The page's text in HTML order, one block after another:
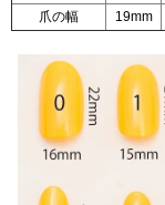
爪の幅 19mm